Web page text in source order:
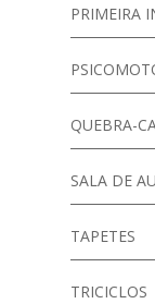
PRIMEIRA
QUEBRA-
SALA DE
TAPETES
TRICICLOS